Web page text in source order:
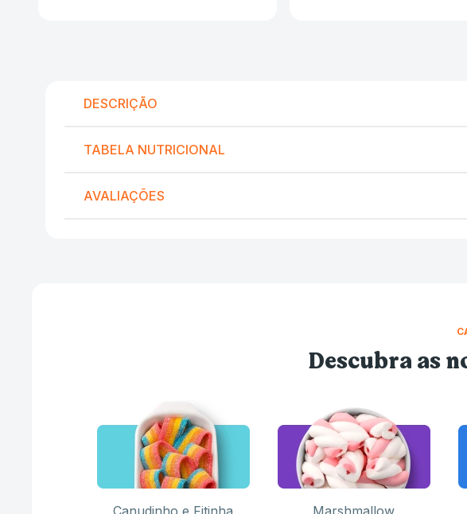
DESCRIÇÃO
TABELA NUTRICIONAL
AVALIAÇÕES
Descubra as
Canudinho e Fitinha Marshmallow